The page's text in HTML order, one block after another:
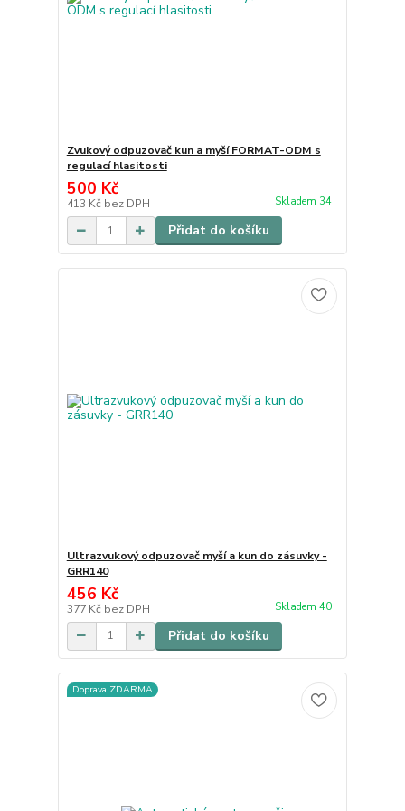
Zvukový odpuzovač kun a myší FORMAT-ODM s
regulací hlasitosti
500 Kč
413 Kč bez DPH Skladem 34
Přidat do košíku
Ultrazvukový odpuzovač myší a kun do zásuvky -
GRR140
456 Kč
377 Kč bez DPH Skladem 40
Přidat do košíku
Doprava ZDARMA